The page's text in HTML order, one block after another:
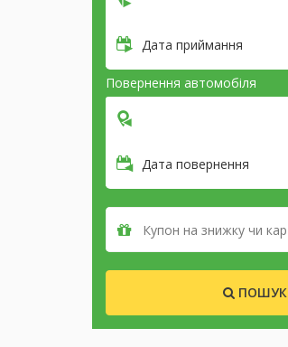
Дата приймання
Повернення автомобіля
Дата повернення
ПОШУК